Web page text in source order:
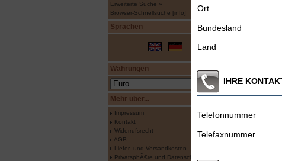
Erweiterte Suche »
Browser-Schnellsuche [info]
Sprachen
Währungen
Mehr über...
Impressum
Kontakt
Widerrufsrecht
AGB
Liefer- und Versandkosten
PrivatsphÃ€re und Datenschutz
Ort
Bundesland
Land
IHRE
Telefonnummer
Telefaxnummer